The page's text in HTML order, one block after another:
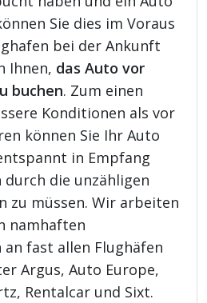
Sie dies im Voraus
bei der Ankunft
Ihnen, das Auto vor
buchen. Zum einen
Konditionen als vor
können Sie Ihr Auto
in Empfang
durch die unzähligen
zu müssen. Wir arbeiten
namhaften
fast allen Flughäfen
Argus, Auto Europe,
Rentalcar und Sixt.